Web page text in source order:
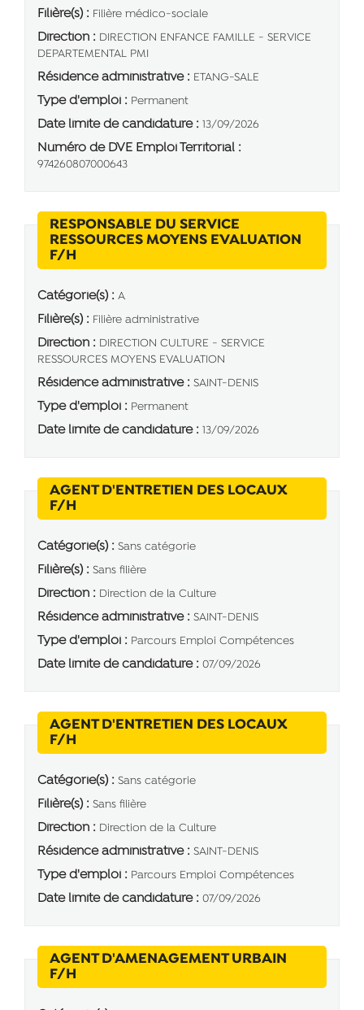
Filière(s) : Filière médico-sociale
Direction : DIRECTION ENFANCE FAMILLE - SERVICE
DEPARTEMENTAL PMI
Résidence administrative : ETANG-SALE
Type d'emploi : Permanent
Date limite de candidature : 13/09/2026
Numéro de DVE Emploi Territorial :
974260807000643
RESPONSABLE DU SERVICE
RESSOURCES MOYENS EVALUATION
F/H
Catégorie(s) : A
Filière(s) : Filière administrative
Direction : DIRECTION CULTURE - SERVICE
RESSOURCES MOYENS EVALUATION
Résidence administrative : SAINT-DENIS
Type d'emploi : Permanent
Date limite de candidature : 13/09/2026
AGENT D'ENTRETIEN DES LOCAUX
F/H
Catégorie(s) : Sans catégorie
Filière(s) : Sans filière
Direction : Direction de la Culture
Résidence administrative : SAINT-DENIS
Type d'emploi : Parcours Emploi Compétences
Date limite de candidature : 07/09/2026
AGENT D'ENTRETIEN DES LOCAUX
F/H
Catégorie(s) : Sans catégorie
Filière(s) : Sans filière
Direction : Direction de la Culture
Résidence administrative : SAINT-DENIS
Type d'emploi : Parcours Emploi Compétences
Date limite de candidature : 07/09/2026
AGENT D'AMENAGEMENT URBAIN
F/H